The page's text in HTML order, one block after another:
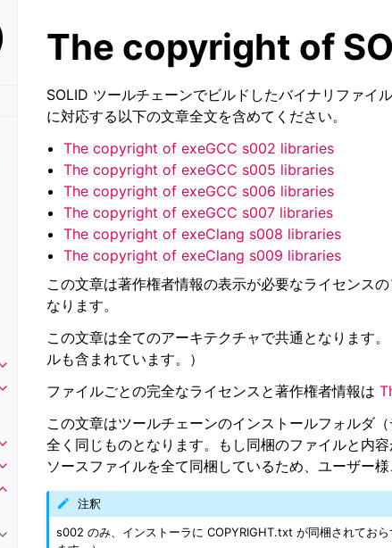
Toggle navigation of チュートリアル
Toggle navigation of ユーザーガイド
Toggle navigation of SOLID-OS
Toggle navigation of SOLID-IDE
Toggle navigation of SOLID ツールチェーン
Toggle navigation of ライブラリの仕様
The copyright of
SOLID ツールチェーンでビルドしたバイナリファイ
に対応する以下の文章全文を含めてください。
The copyright of exeGCC s002 libraries
The copyright of exeGCC s005 libraries
The copyright of exeGCC s006 libraries
The copyright of exeGCC s007 libraries
The copyright of exeClang s008 libraries
The copyright of exeClang s009 libraries
この文章は著作権者情報の表示が必要なライセンス
なります。
この文章は全てのアーキテクチャで共通となります
ルも含まれています。）
ファイルごとの完全なライセンスと著作権者情報は
この文章はツールチェーンのインストールフォルダ
全く同じものとなります。もし同梱のファイルと内
ソースファイルを全て同梱しているため、ユーザー
注釈
s002 のみ、インストーラに COPYRIGHT.txt が同梱されてお